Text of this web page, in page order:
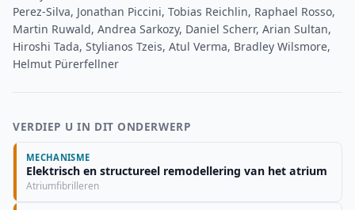
Perez-Silva, Jonathan Piccini, Tobias Reichlin, Raphael Rosso,
Martin Ruwald, Andrea Sarkozy, Daniel Scherr, Arian Sultan,
Hiroshi Tada, Stylianos Tzeis, Atul Verma, Bradley Wilsmore,
Helmut Pürerfellner
VERDIEP U IN DIT ONDERWERP
MECHANISME
Elektrisch en structureel remodellering van het atrium
Atriumfibrilleren